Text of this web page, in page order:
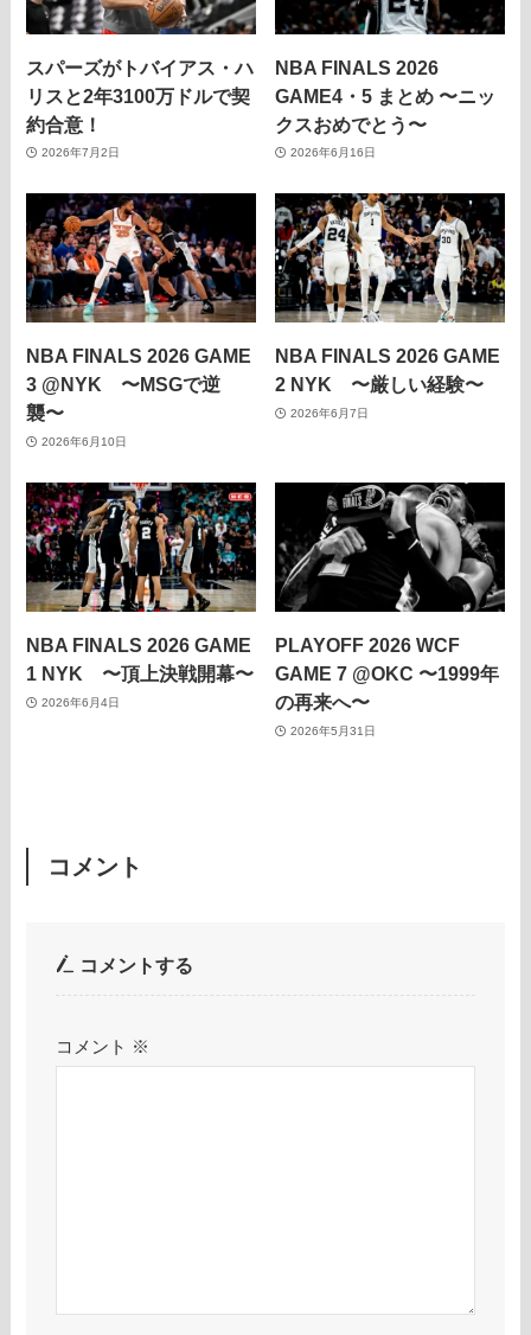
スパーズがトバイアス・ハ
リスと2年3100万ドルで契
約合意！
2026年7月2日
NBA FINALS 2026
GAME4・5 まとめ 〜ニッ
クスおめでとう〜
2026年6月16日
NBA FINALS 2026 GAME
3 @NYK 〜MSGで逆
襲〜
2026年6月10日
NBA FINALS 2026 GAME
2 NYK 〜厳しい経験〜
2026年6月7日
NBA FINALS 2026 GAME
1 NYK 〜頂上決戦開幕〜
2026年6月4日
PLAYOFF 2026 WCF
GAME 7 @OKC 〜1999年
の再来へ〜
2026年5月31日
コメント
コメントする
コメント ※